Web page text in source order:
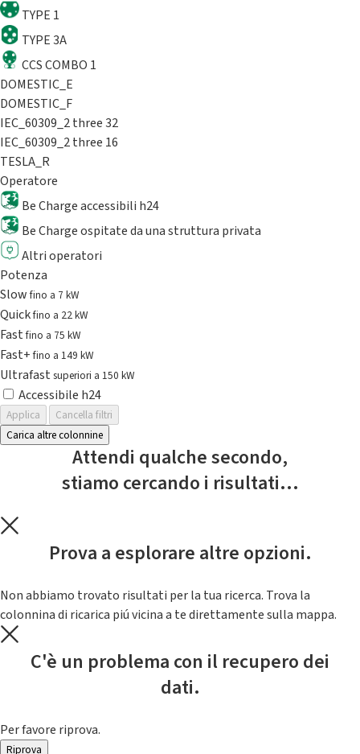
TYPE 1
TYPE 3A
CCS COMBO 1
DOMESTIC_E
DOMESTIC_F
IEC_60309_2 three 32
IEC_60309_2 three 16
TESLA_R
Operatore
Be Charge accessibili h24
Be Charge ospitate da una struttura privata
Altri operatori
Potenza
Slowfino a 7 kW
Quickfino a 22 kW
Fastfino a 75 kW
Fast+fino a 149 kW
Ultrafast superiori a 150 kW
Accessibile h24
Applica
Cancella filtri
Carica altre colonnine
Attendi qualche secondo,
stiamo cercando i risultati...
Prova a esplorare altre opzioni.
Non abbiamo trovato risultati per la tua ricerca. Trova la
colonnina di ricarica piú vicina a te direttamente sulla mappa.
C'è un problema con il recupero dei
dati.
Per favore riprova.
Riprova